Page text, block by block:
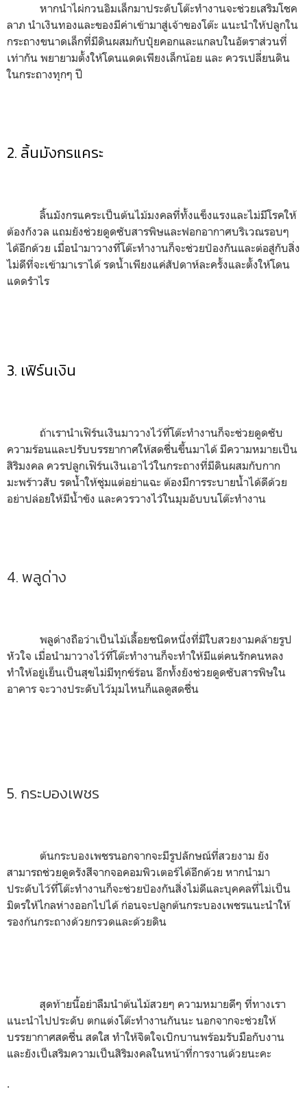
หากนำไผ่กวนอิมเล็กมาประดับโต๊ะทำงานจะช่วยเสริมโชค
ลาภ นำเงินทองและของมีค่าเข้ามาสู่เจ้าของโต๊ะ แนะนำให้ปลูกใน
กระถางขนาดเล็กที่มีดินผสมกับปุ๋ยคอกและแกลบในอัตราส่วนที่
เท่ากัน พยายามตั้งให้โดนแดดเพียงเล็กน้อย และ ควรเปลี่ยนดิน
ในกระถางทุกๆ ปี
2. ลิ้นมังกรแคระ
ลิ้นมังกรแคระเป็นต้นไม้มงคลที่ทั้งแข็งแรงและไม่มีโรคให้
ต้องกังวล แถมยังช่วยดูดซับสารพิษและฟอกอากาศบริเวณรอบๆ
ได้อีกด้วย เมื่อนำมาวางที่โต๊ะทำงานก็จะช่วยป้องกันและต่อสู่กับสิ่ง
ไม่ดีที่จะเข้ามาเราได้ รดน้ำเพียงแค่สัปดาห์ละครั้งและตั้งให้โดน
แดดรำไร
3. เฟิร์นเงิน
ถ้าเรานำเฟิร์นเงินมาวางไว้ที่โต๊ะทำงานก็จะช่วยดูดซับ
ความร้อนและปรับบรรยากาศให้สดชื่นขึ้นมาได้ มีความหมายเป็น
สิริมงคล ควรปลูกเฟิร์นเงินเอาไว้ในกระถางที่มีดินผสมกับกาก
มะพร้าวสับ รดน้ำให้ชุ่มแต่อย่าแฉะ ต้องมีการระบายน้ำได้ดีด้วย
อย่าปล่อยให้มีน้ำขัง และควรวางไว้ในมุมอับบนโต๊ะทำงาน
4. พลูด่าง
พลูด่างถือว่าเป็นไม้เลื้อยชนิดหนึ่งที่มีใบสวยงามคล้ายรูป
หัวใจ เมื่อนำมาวางไว้ที่โต๊ะทำงานก็จะทำให้มีแต่คนรักคนหลง
ทำให้อยู่เย็นเป็นสุขไม่มีทุกข์ร้อน อีกทั้งยังช่วยดูดซับสารพิษใน
อาคาร จะวางประดับไว้มุมไหนก็แลดูสดชื่น
5. กระบองเพชร
ต้นกระบองเพชรนอกจากจะมีรูปลักษณ์ที่สวยงาม ยัง
สามารถช่วยดูดรังสีจากจอคอมพิวเตอร์ได้อีกด้วย หากนำมา
ประดับไว้ที่โต๊ะทำงานก็จะช่วยป้องกันสิ่งไม่ดีและบุคคลที่ไม่เป็น
มิตรให้ไกลห่างออกไปได้ ก่อนจะปลูกต้นกระบองเพชรแนะนำให้
รองก้นกระถางด้วยกรวดและด้วยดิน
สุดท้ายนี้อย่าลืมนำต้นไม้สวยๆ ความหมายดีๆ ที่ทางเรา
แนะนำไปประดับ ตกแต่งโต๊ะทำงานกันนะ นอกจากจะช่วยให้
บรรยากาศสดชื่น สดใส ทำให้จิตใจเบิกบานพร้อมรับมือกับงาน
และยังเป็เสริมความเป็นสิริมงคลในหน้าที่การงานด้วยนะคะ
.